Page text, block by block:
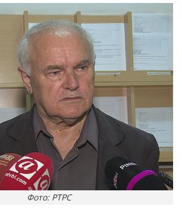
Фото: РТРС